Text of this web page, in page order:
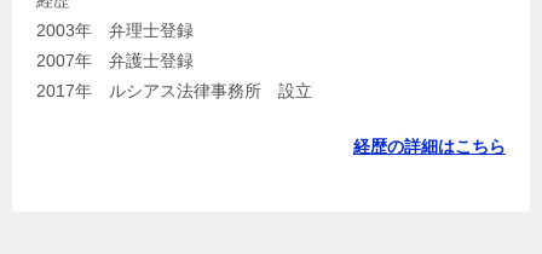
2003年 弁理士登録
2007年 弁護士登録
2017年 ルシアス法律事務所 設立
経歴の詳細はこちら